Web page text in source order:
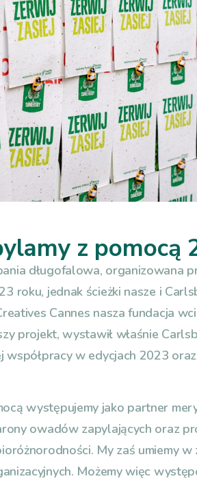
z pomocą
długofalowa, organizowana
roku, jednak ścieżki nasze i
Cannes nasza fundacja
projekt, wystawił właśnie
w edycjach 2023
występujemy jako partner
owadów zapylających oraz
My zaś umiemy
Możemy więc